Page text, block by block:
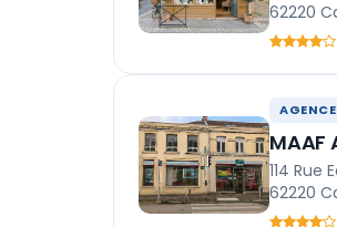
62220
MAAF
114 Rue
62220